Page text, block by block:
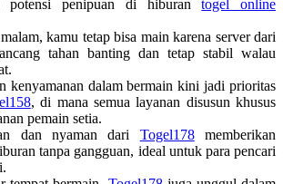
potensi penipuan di hiburantogel online
kamu tetap bisa main karena server dari
tahan banting dan tetap stabil walau
kenyamanan dalam bermain kini jadi prioritas
, di mana semua layanan disusun khusus
pemain setia.
dan nyaman dari Togel178memberikan
tanpa gangguan, ideal untuk para pencari